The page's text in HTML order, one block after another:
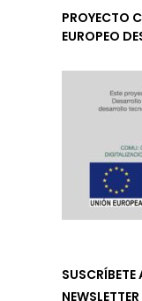
PROYECTO
EUROPEO
SUSCRÍBETE
NEWSLETTER